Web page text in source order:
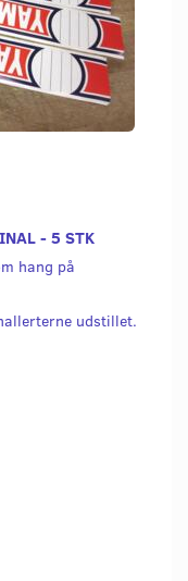
- 5 STK
hang på
udstillet.